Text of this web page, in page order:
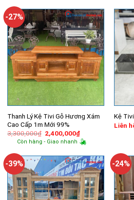
1,200,000₫.
-27%
Thanh Lý Kệ Tivi Gỗ Hương Xám
Cao Cấp 1m Mới 99%
3,300,000₫ Giá
gốc
là:
2,400,000₫Giá
hiện
tại
2,400,000₫.
Còn hàng - Giao nhanh
Kệ
Liên
-39% -24%